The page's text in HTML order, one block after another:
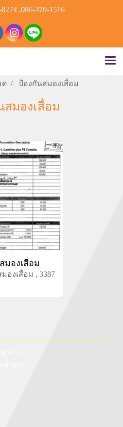
,086-370-1516
ด ป้องกันสมองเสื่อม
สมองเสื่อม
มองเสื่อม
องเสื่อม , 3387